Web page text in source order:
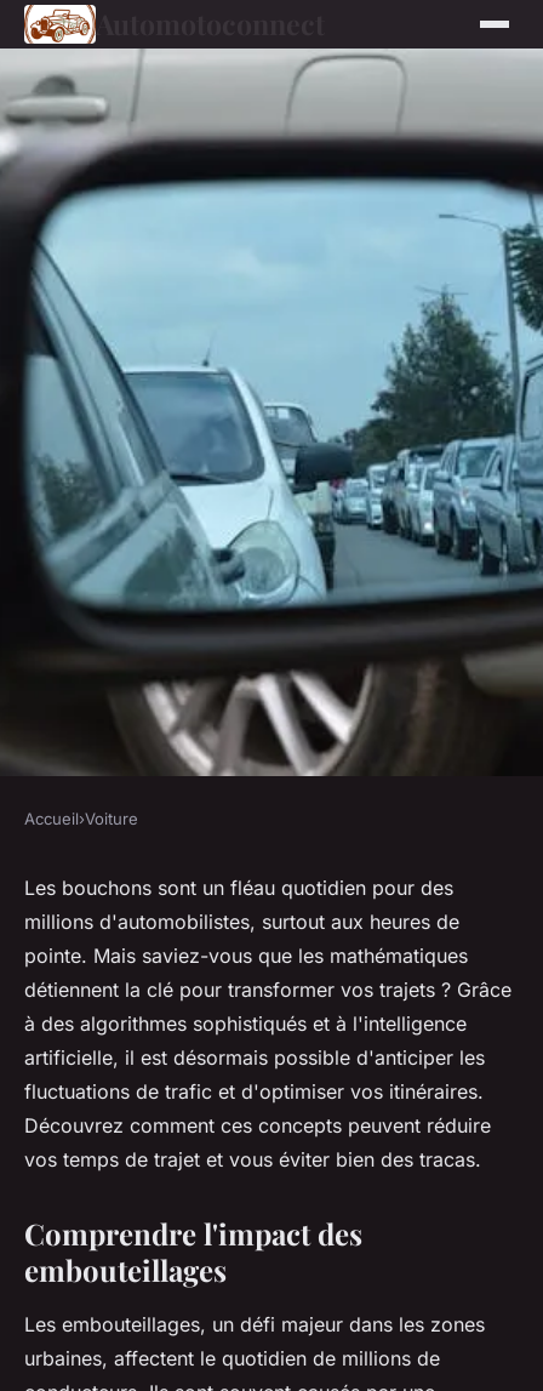
Automotoconnect
Évitez les bouchons : comment
les maths transforment vos
trajets
Martin •3 janvier 2025•5 min de lecture
Accueil›Voiture
Les bouchons sont un fléau quotidien pour des
millions d'automobilistes, surtout aux heures de
pointe. Mais saviez-vous que les mathématiques
détiennent la clé pour transformer vos trajets ? Grâce
à des algorithmes sophistiqués et à l'intelligence
artificielle, il est désormais possible d'anticiper les
fluctuations de trafic et d'optimiser vos itinéraires.
Découvrez comment ces concepts peuvent réduire
vos temps de trajet et vous éviter bien des tracas.
Comprendre l'impact des
embouteillages
Les embouteillages, un défi majeur dans les zones
urbaines, affectent le quotidien de millions de